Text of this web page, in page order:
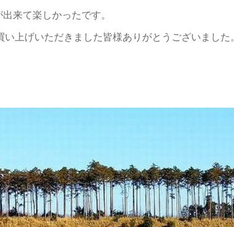
来て楽しかったです。
上げいただきました皆様ありがとうございました。